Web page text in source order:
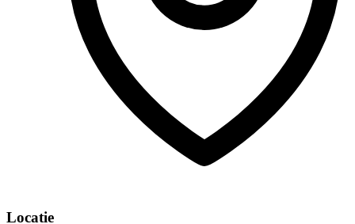
Locatie